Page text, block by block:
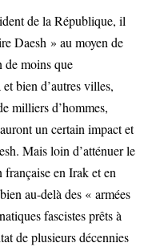
de la République, il
Daesh » au moyen de
de moins que
bien d’autres villes,
milliers d’hommes,
un certain impact et
Mais loin d’atténuer le
française en Irak et en
au-delà des « armées
fascistes prêts à
de plusieurs décennies